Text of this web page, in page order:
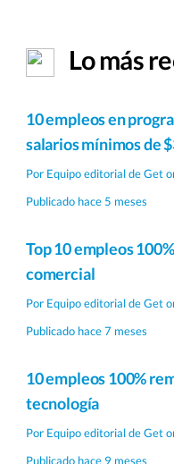
Lo más
10 empleos en
salarios mínimos de
Por Equipo editorial de Get
Publicado hace 5 meses
Top 10 empleos
comercial
Por Equipo editorial de Get
Publicado hace 7 meses
10 empleos 100%
tecnología
Por Equipo editorial de Get
Publicado hace 9 meses